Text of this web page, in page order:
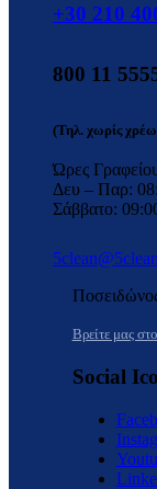
+30 210
800 11
(Τηλ. χωρίς
Ώρες
Δευ – Παρ:
Σάββατο:
Βρείτε μας
Social